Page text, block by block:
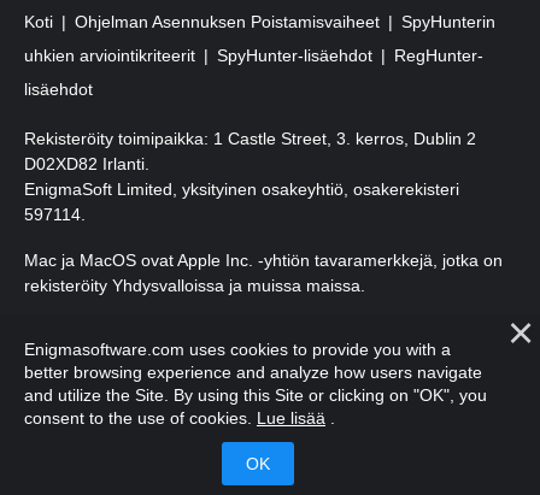
Koti Ohjelman Asennuksen Poistamisvaiheet
SpyHunterin
uhkien arviointikriteerit
SpyHunter-lisäehdot
RegHunter-
lisäehdot
Rekisteröity toimipaikka: 1 Castle Street, 3. kerros, Dublin 2
D02XD82 Irlanti.
EnigmaSoft Limited, yksityinen osakeyhtiö, osakerekisteri
597114.
Mac ja MacOS ovat Apple Inc. -yhtiön tavaramerkkejä, jotka on
rekisteröity Yhdysvalloissa ja muissa maissa.
pidätetään.
Enigmasoftware.com uses cookies to provide you with a
better browsing experience and analyze how users navigate
and utilize the Site. By using this Site or clicking on "OK", you
consent to the use of cookies. Lue lisää